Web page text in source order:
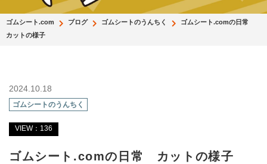
ゴムシート.com ブログ ゴムシートのうんちく
ゴムシート.comの日常
カットの様子
2024.10.18
ゴムシートのうんちく
VIEW：136
ゴムシート.comの日常 カットの様子